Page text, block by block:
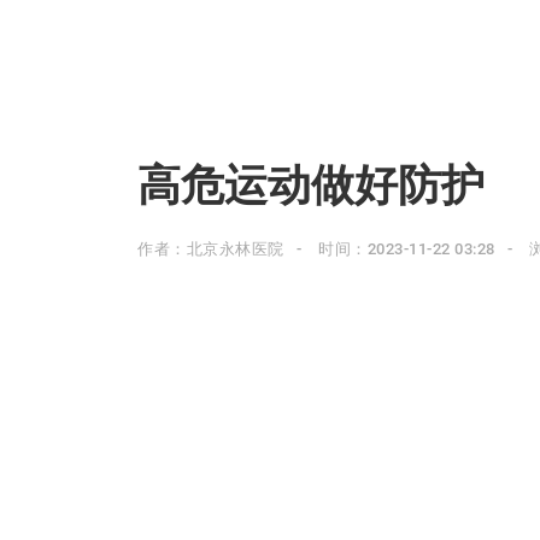
高危运动做好防护
作者：北京永林医院 时间：2023-11-22 03:28